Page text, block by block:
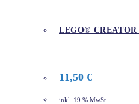
LEGO® CREATOR
11,50 €
inkl. 19 % MwSt.